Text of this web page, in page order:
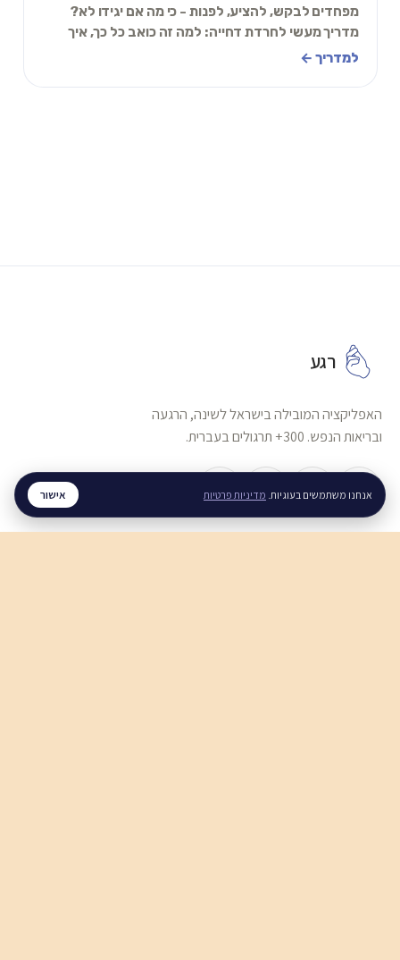
מפחדים לבקש, להציע, לפנות - כי מה אם יגידו לא?
מדריך מעשי לחרדת דחייה: למה זה כואב כל כך, איך
לשנות את הפרשנות, ותכל׳ס תרגיל של 2 דקות.
למדריך ←
רגע
האפליקציה המובילה בישראל לשינה, הרגעה
ובריאות הנפש. 300+ תרגולים בעברית.
אנחנו משתמשים בעוגיות. מדיניות פרטיות אישור